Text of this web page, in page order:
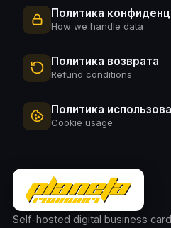
Политика
How we handle data
Политика возврата
Refund conditions
Политика
Cookie usage
Self-hosted digital business